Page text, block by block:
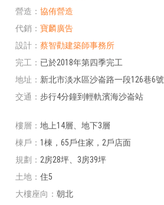
營造
協侑營造
代銷
寶麟廣告
設計
蔡智勸建築師事務所
完工
已於2018年第四季完工
地址
新北市淡水區沙崙路一段126巷6號
交通
步行4分鐘到輕軌濱海沙崙站
樓層
地上14層、地下3層
棟戶
1棟，65戶住家，2戶店面
規劃
2房28坪、3房39坪
土地
住5
大樓座向
朝北